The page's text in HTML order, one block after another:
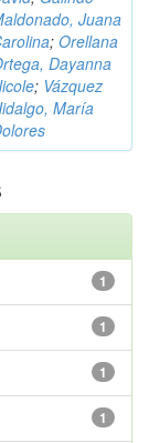
Juana
; Orellana
Dayanna
; Vázquez
María
1
1
1
1